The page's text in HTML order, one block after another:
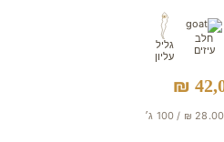
חלב
עיזים
גליל
עליון
₪